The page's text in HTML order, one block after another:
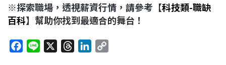
※探索職場，透視薪資行情，請參考【科技類-職缺
百科】幫助你找到最適合的舞台！